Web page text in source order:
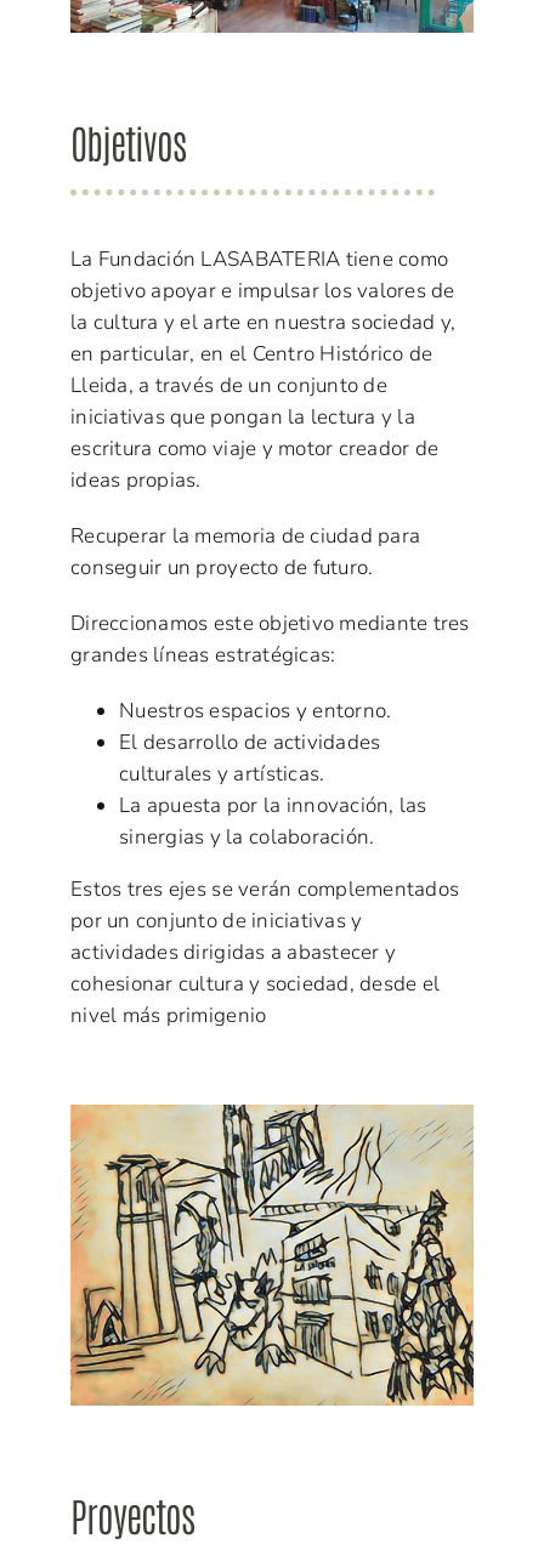
Objetivos
La Fundación LASABATERIA tiene como
objetivo apoyar e impulsar los valores de
la cultura y el arte en nuestra sociedad y,
en particular, en el Centro Histórico de
Lleida, a través de un conjunto de
iniciativas que pongan la lectura y la
escritura como viaje y motor creador de
ideas propias.
Recuperar la memoria de ciudad para
conseguir un proyecto de futuro.
Direccionamos este objetivo mediante tres
grandes líneas estratégicas:
Nuestros espacios y entorno.
El desarrollo de actividades
culturales y artísticas.
La apuesta por la innovación, las
sinergias y la colaboración.
Estos tres ejes se verán complementados
por un conjunto de iniciativas y
actividades dirigidas a abastecer y
cohesionar cultura y sociedad, desde el
nivel más primigenio
Proyectos